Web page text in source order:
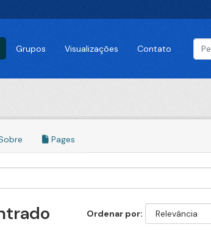
Grupos Visualizações Contato
Pages
Ordenar por